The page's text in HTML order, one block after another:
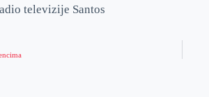
televizije Santos